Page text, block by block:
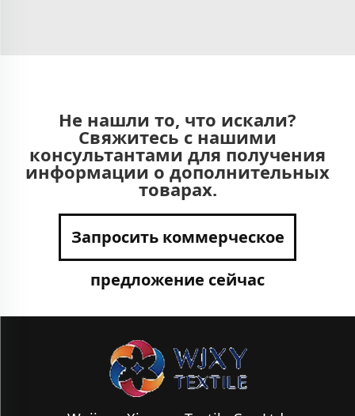
Не нашли то, что искали?
Свяжитесь с нашими
консультантами для получения
информации о дополнительных
товарах.
Запросить коммерческое
предложение сейчас